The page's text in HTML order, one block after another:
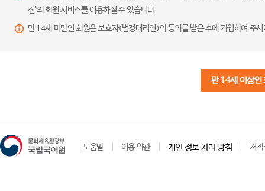
전’의 회원 서비스를 이용하실 수 있습니다.
만 14세 미만인 회원은 보호자(법정대리인)의 동의를 받은 후에 가입하여 주
만 14세 이상인
도움말 이용 약관 개인 정보 처리 방침 저